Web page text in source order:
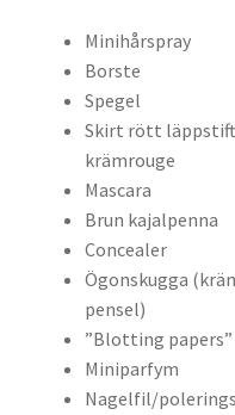
Minihårspray
Borste
Spegel
Skirt rött läppstift
krämrouge
Mascara
Brun kajalpenna
Concealer
Ögonskugga
pensel)
”Blotting papers”
Miniparfym
Nagelfil/